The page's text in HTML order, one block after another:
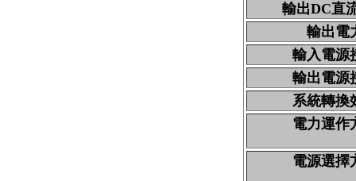
輸出DC直
輸出電
輸入電源
輸出電源
系統轉換
電力運作
電源選擇